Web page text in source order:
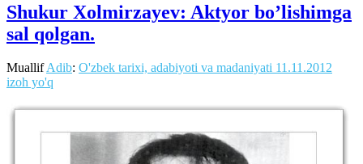
Shukur Xolmirzayev: Aktyor bo’lishimga
sal qolgan.
MuallifAdib: O'zbek tarixi, adabiyoti va madaniyati 11.11.2012
izoh yo'q